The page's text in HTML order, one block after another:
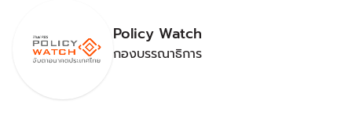
Policy Watch
กองบรรณาธิการ